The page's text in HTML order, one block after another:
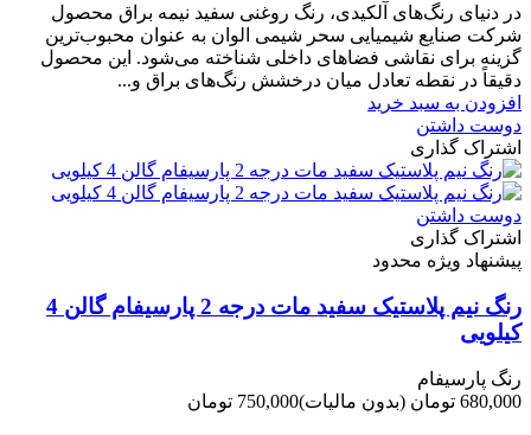
در دنیای رنگ‌های آلکیدی، رنگ روغنی سفید نیمه براق محصول
شرکت صنایع شیمیایی سحر شیمی الوان به عنوان محبوب‌ترین
گزینه برای نقاشی فضاهای داخلی شناخته می‌شود. این محصول
دقیقاً در نقطه تعادل میان درخشش رنگ‌های براق و...
افزودن به سبد خرید
دوست داشتن
اشتراک گذاری
دوست داشتن
اشتراک گذاری
پیشنهاد ویژه محدود
رنگ نیم پلاستیک سفید مات درجه 2 پارسیفام گالن 4
کیلویی
رنگ پارسیفام
680,000 تومان
(بدون مالیات)750,000 تومان